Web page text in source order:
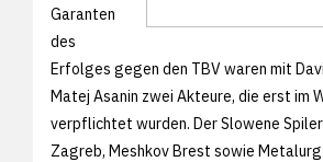
Garanten
des
Erfolges gegen den TBV waren mit
Matej Asanin zwei Akteure, die erst im
verpflichtet wurden. Der Slowene Spiler
Zagreb, Meshkov Brest sowie